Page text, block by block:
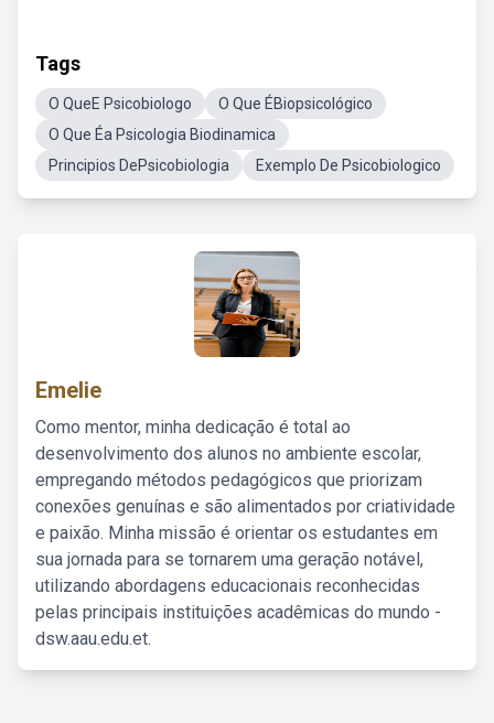
Tags
O QueE Psicobiologo
O Que ÉBiopsicológico
O Que Éa Psicologia Biodinamica
Principios DePsicobiologia
Exemplo De Psicobiologico
Emelie
Como mentor, minha dedicação é total ao
desenvolvimento dos alunos no ambiente escolar,
empregando métodos pedagógicos que priorizam
conexões genuínas e são alimentados por criatividade
e paixão. Minha missão é orientar os estudantes em
sua jornada para se tornarem uma geração notável,
utilizando abordagens educacionais reconhecidas
pelas principais instituições acadêmicas do mundo -
dsw.aau.edu.et.